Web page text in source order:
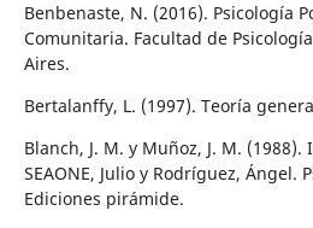
Benbenaste, N. (2016). Psicología
Comunitaria. Facultad de
Aires.
Bertalanffy, L. (1997). Teoría
Blanch, J. M. y Muñoz, J. M.
SEAONE, Julio y Rodríguez, Ángel.
Ediciones pirámide.